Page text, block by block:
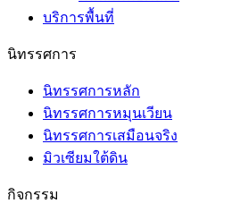
บริการพื้นที่
นิทรรศการ
นิทรรศการหลัก
นิทรรศการหมุนเวียน
นิทรรศการเสมือนจริง
มิวเซียมใต้ดิน
กิจกรรม